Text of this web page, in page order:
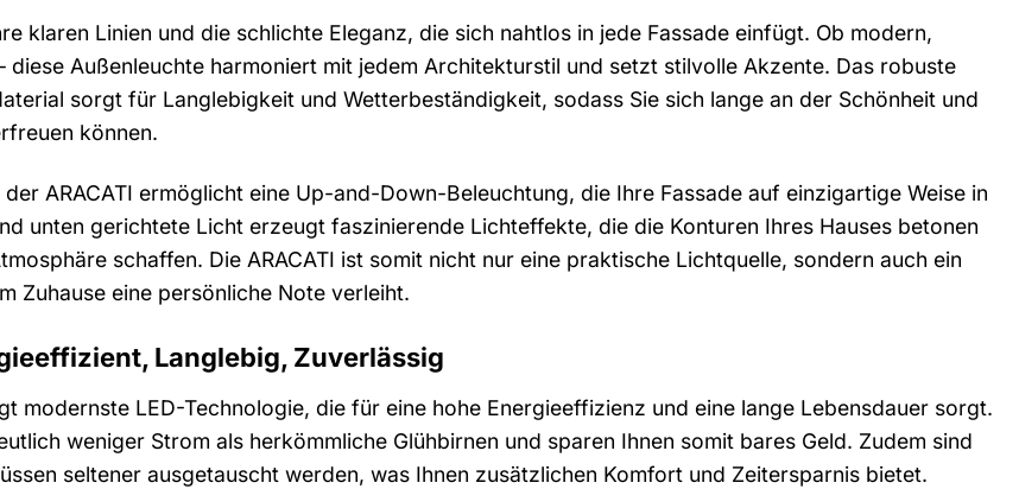
klaren Linien und die schlichte Eleganz, die sich nahtlos in jede Fassade einfügt. Ob modern,
diese Außenleuchte harmoniert mit jedem Architekturstil und setzt stilvolle Akzente. Das robuste
sorgt für Langlebigkeit und Wetterbeständigkeit, sodass Sie sich lange an der Schönheit und
können.
ARACATI ermöglicht eine Up-and-Down-Beleuchtung, die Ihre Fassade auf einzigartige Weise in
unten gerichtete Licht erzeugt faszinierende Lichteffekte, die die Konturen Ihres Hauses betonen
schaffen. Die ARACATI ist somit nicht nur eine praktische Lichtquelle, sondern auch ein
Zuhause eine persönliche Note verleiht.
Langlebig, Zuverlässig
modernste LED-Technologie, die für eine hohe Energieeffizienz und eine lange Lebensdauer sorgt.
weniger Strom als herkömmliche Glühbirnen und sparen Ihnen somit bares Geld. Zudem sind
seltener ausgetauscht werden, was Ihnen zusätzlichen Komfort und Zeitersparnis bietet.